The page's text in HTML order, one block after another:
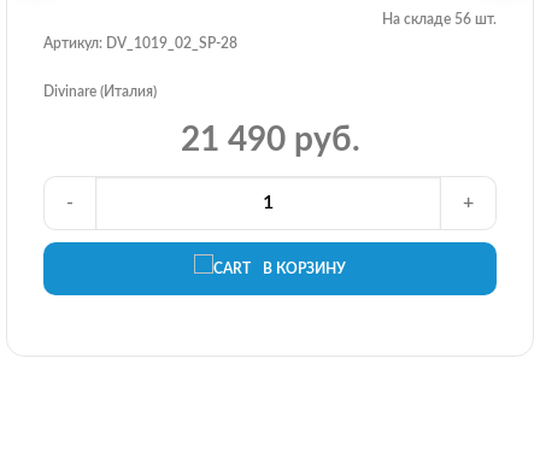
На складе 56 шт.
Артикул: DV_1019_02_SP-28
Divinare (Италия)
21 490 руб.
В КОРЗИНУ
- +